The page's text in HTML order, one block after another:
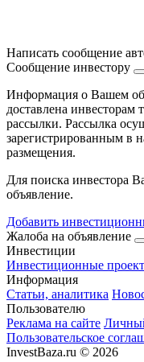
Написать сообщение
Сообщение инвестору
Информация о Вашем
доставлена инвесторам
рассылки. Рассылка
зарегистрированным в
размещения.
Для поиска инвестора
объявление.
Добавить
Жалоба на объявление
Инвестиции
Инвестиционные
Информация
Статьи, аналитика
Пользователю
Реклама на сайте
Пользовательское
InvestBaza.ru © 2026